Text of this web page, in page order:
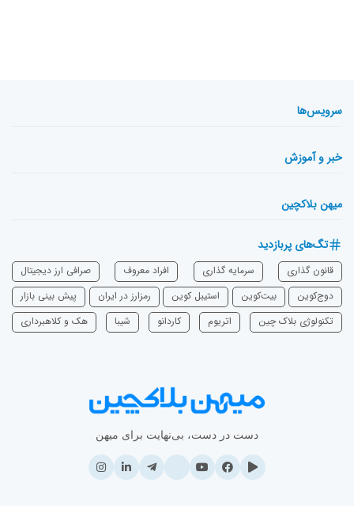
سرویس‌ها
خبر و آموزش
میهن بلاکچین
تگ‌های پربازدید
قانون گذاری سرمایه‌ گذاری افراد معروف
صرافی ارز دیجیتال
دوج‌کوین
بیت‌کوین استیبل کوین رمزارز در ایران
پیش بینی بازار
تکنولوژی بلاک چین
اتریوم ‌کاردانو شیبا هک و کلاهبرداری
دست در دست، بی‌نهایت برای میهن